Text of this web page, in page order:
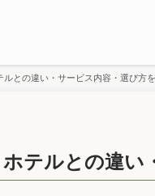
との違い・サービス内容・選び方
テルとの違い